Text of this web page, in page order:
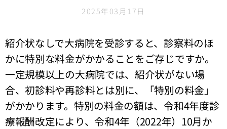
2025年03月17日
紹介状なしで⼤病院を受診すると、診察料のほ
かに特別な料⾦がかかることをご存じですか。
一定規模以上の大病院では、紹介状がない場
合、初診料や再診料とは別に、「特別の料金」
がかかります。特別の料金の額は、令和4年度診
療報酬改定により、令和4年（2022年）10月か